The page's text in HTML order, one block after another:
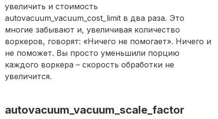
увеличить и стоимость
autovacuum_vacuum_cost_limit в два раза. Это
многие забывают и, увеличивая количество
воркеров, говорят: «Ничего не помогает». Ничего и
не поможет. Вы просто уменьшили порцию
каждого воркера – скорость обработки не
увеличится.
autovacuum_vacuum_scale_factor